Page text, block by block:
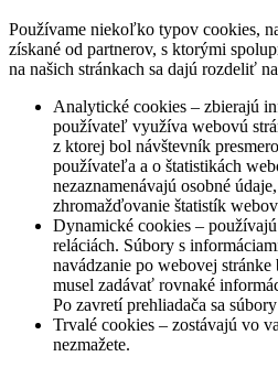
Používame niekoľko typov cookies,
získané od partnerov, s ktorými
na našich stránkach sa dajú rozdeliť
Analytické cookies – zbierajú
používateľ využíva webovú
z ktorej bol návštevník
používateľa a o štatistikách
nezaznamenávajú osobné
zhromažďovanie štatistík
Dynamické cookies –
reláciách. Súbory s
navádzanie po webovej
musel zadávať rovnaké
Po zavretí prehliadača sa
Trvalé cookies – zostávajú vo
nezmažete.